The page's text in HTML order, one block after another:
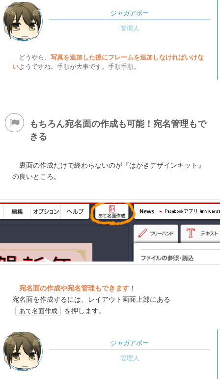
ジャガアポー
どうやら、 写真を追加した後にフレームを追加しなければいけな
いようですね。手順が大事です。手順手順。
もちろん宛名面の作成も可能！宛名管理もで
きる
裏面の作成だけで終わらないのが『はがきデザインキット』
の良いところ。
宛名面の作成や宛名管理もできます ！
宛名面を作成するには、レイアウト画面上部にある
あて名面作成 を押します。
ジャガアポー